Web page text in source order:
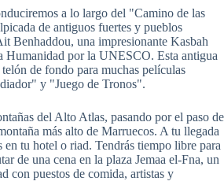
a lo largo del "Camino de las
de antiguos fuertes y pueblos
Benhaddou, una impresionante Kasbah
Humanidad por la UNESCO. Esta antigua
de fondo para muchas películas
y "Juego de Tronos".
del Alto Atlas, pasando por el paso de
más alto de Marruecos. A tu llegada
en tu hotel o riad. Tendrás tiempo libre para
de una cena en la plaza Jemaa el-Fna, un
con puestos de comida, artistas y